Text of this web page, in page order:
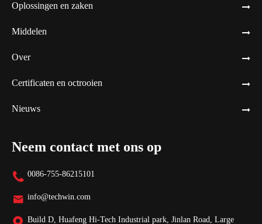
Oplossingen en zaken
Middelen
Over
Certificaten en octrooien
Nieuws
Neem contact met ons op
 0086-755-86215101
 info@techwin.com
Build D, Huafeng Hi-Tech Industrial park, Jinlan Road, Large